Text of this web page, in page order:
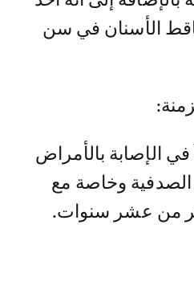
الأسنان في سن
الإصابة بالأمراض
الصدفية وخاصة مع
من عشر سنوات.